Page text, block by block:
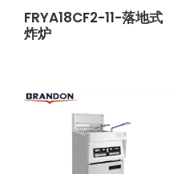
FRYA18CF2-11-落地式
炸炉